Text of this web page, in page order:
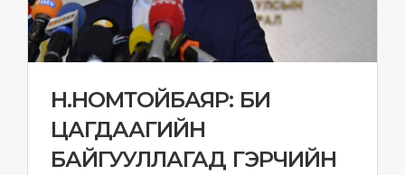
Н.НОМТОЙБАЯР: БИ
ЦАГДААГИЙН
БАЙГУУЛЛАГАД ГЭРЧИЙН